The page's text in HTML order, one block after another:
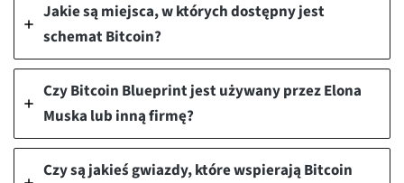
Jakie są miejsca, w których dostępny jest
schemat Bitcoin?
Czy Bitcoin Blueprint jest używany przez Elona
Muska lub inną firmę?
Czy są jakieś gwiazdy, które wspierają Bitcoin